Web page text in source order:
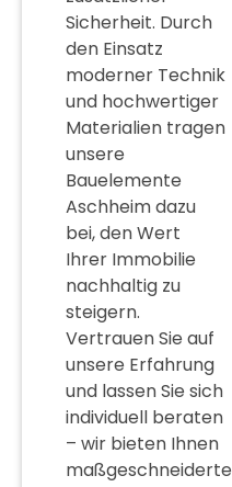
Sicherheit. Durch
den Einsatz
moderner Technik
und hochwertiger
Materialien tragen
unsere
Bauelemente
Aschheimdazu
bei, den Wert
Ihrer Immobilie
nachhaltig zu
steigern.
Vertrauen Sie auf
unsere Erfahrung
und lassen Sie sich
individuell beraten
– wir bieten Ihnen
maßgeschneiderte